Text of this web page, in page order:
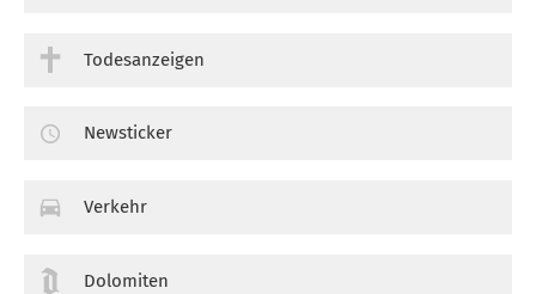
Todesanzeigen
Newsticker
Verkehr
Dolomiten